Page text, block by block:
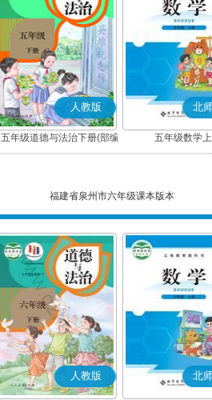
人教版
五年级道德与法治下册(部编
版)
北
五年级数学
福建省泉州市六年级课本版本
人教版 北